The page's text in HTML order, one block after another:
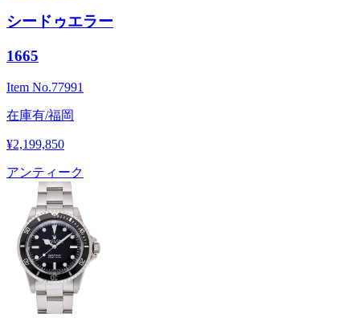
シードゥエラー
1665
Item No.77991
在庫有/福岡
¥2,199,850
アンティーク